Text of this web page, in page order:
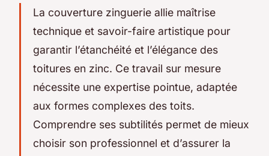
La couverture zinguerie allie maîtrise
technique et savoir-faire artistique pour
garantir l’étanchéité et l’élégance des
toitures en zinc. Ce travail sur mesure
nécessite une expertise pointue, adaptée
aux formes complexes des toits.
Comprendre ses subtilités permet de mieux
choisir son professionnel et d’assurer la